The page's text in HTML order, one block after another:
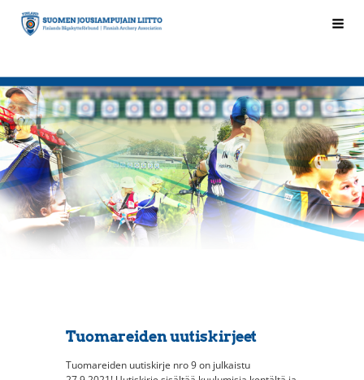
Siirry
sivun
Suomen Jousiampujain Liitto ry
Tuomareiden uutiskirjeet
Tuomareiden uutiskirje nro 9 on julkaistu